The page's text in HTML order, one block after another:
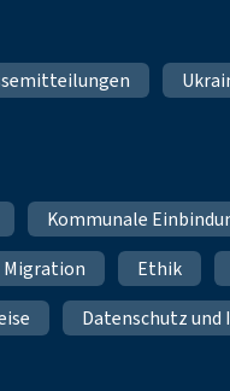
Kommunale
Migration Ethik
Datenschutz